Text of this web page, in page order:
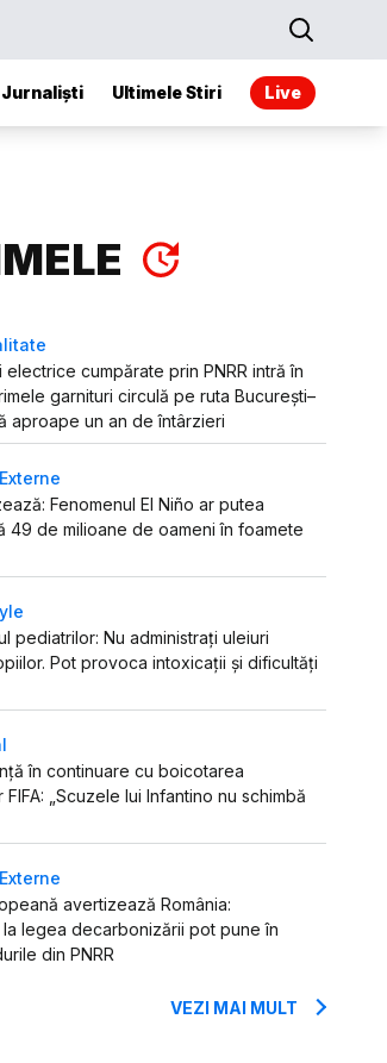
Jurnaliști Ultimele Stiri Live
electrice cumpărate prin PNRR intră în
garnituri circulă pe ruta București–
aproape un an de întârzieri
Fenomenul El Niño ar putea
49 de milioane de oameni în foamete
pediatrilor: Nu administrați uleiuri
Pot provoca intoxicații și dificultăți
în continuare cu boicotarea
„Scuzele lui Infantino nu schimbă
avertizează România:
legea decarbonizării pot pune în
din PNRR
VEZI MAI MULT